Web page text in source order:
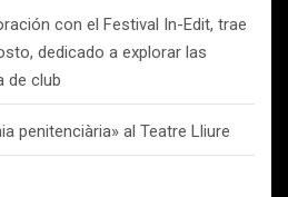
con el Festival In-Edit, trae
dedicado a explorar las
de club
penitenciària» al Teatre Lliure